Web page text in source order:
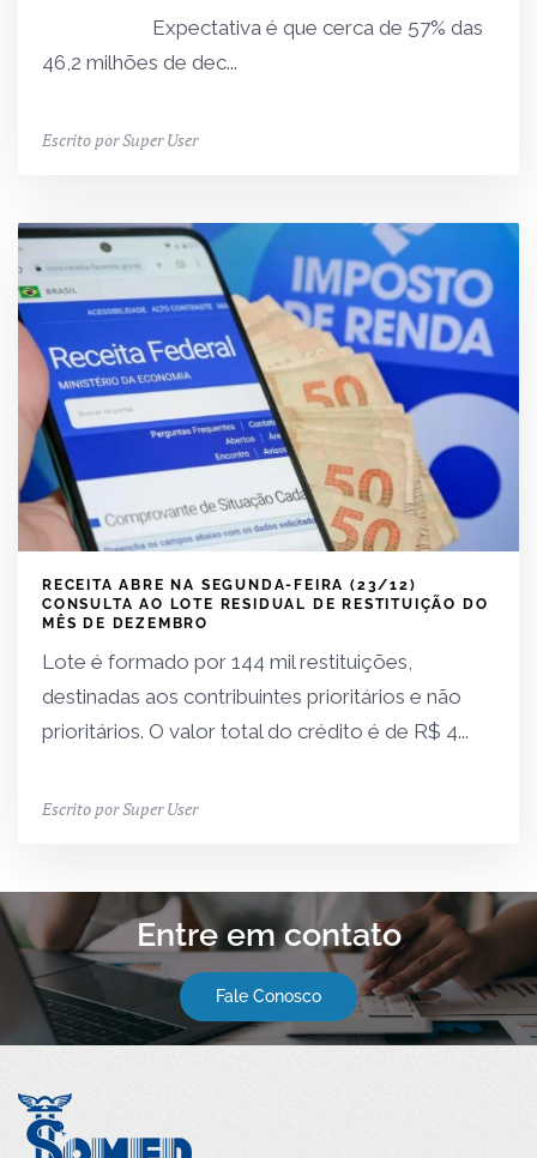
Expectativa é que cerca de 57% das
46,2 milhões de dec...
Escrito por Super User
RECEITA ABRE NA SEGUNDA-FEIRA (23/12)
CONSULTA AO LOTE RESIDUAL DE RESTITUIÇÃO DO
MÊS DE DEZEMBRO
Lote é formado por 144 mil restituições,
destinadas aos contribuintes prioritários e não
prioritários. O valor total do crédito é de R$ 4...
Escrito por Super User
Entre em contato
Fale Conosco